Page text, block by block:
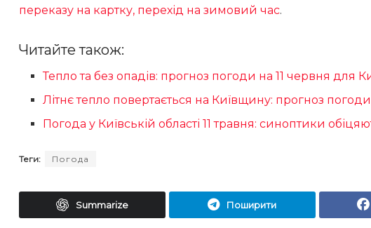
переказу на картку, перехід на зимовий час.
Читайте також:
Тепло та без опадів: прогноз погоди на 11 червня для
Літнє тепло повертається на Київщину: прогноз
Погода у Київській області 11 травня: синоптики
Теги: Погода
Summarize Поширити